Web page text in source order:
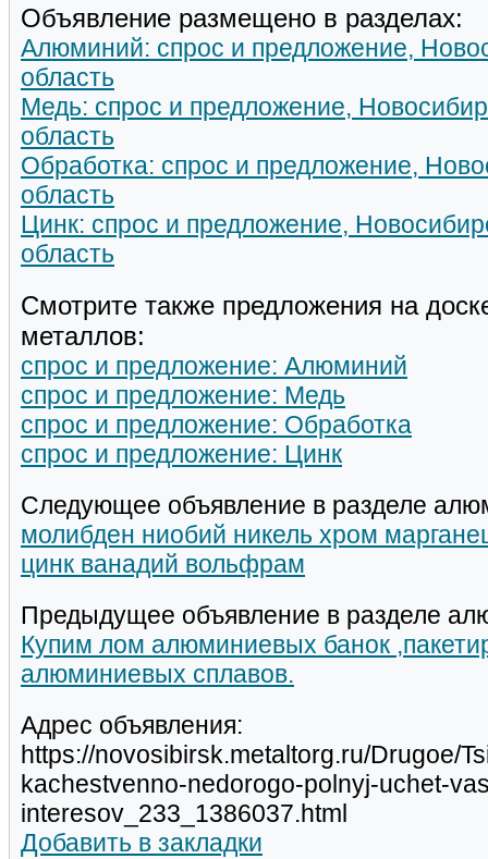
Объявление размещено в разделах:
Алюминий: спрос и предложение,
область
Медь: спрос и предложение,
область
Обработка: спрос и предложение,
область
Цинк: спрос и предложение,
область
Смотрите также предложения на
металлов:
спрос и предложение: Алюминий
спрос и предложение: Медь
спрос и предложение: Обработка
спрос и предложение: Цинк
Следующее объявление в разделе
молибден ниобий никель хром
цинк ванадий вольфрам
Предыдущее объявление в разделе
Купим лом алюминиевых банок
алюминиевых сплавов.
Адрес объявления:
https://novosibirsk.metaltorg.ru/Drugoe/
kachestvenno-nedorogo-polnyj-uchet-
interesov_233_1386037.html
Добавить в закладки